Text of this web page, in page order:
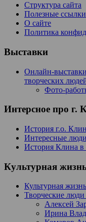
Структура сайта
Полезные ссылки
О сайте
Политика
Выставки
Онлайн-
творческих
Фото-
Интерсное про г.
История г.о.
Интересные
История Клина в
Культурная
Культурная жизнь
Творческие
Алексей
Ирина